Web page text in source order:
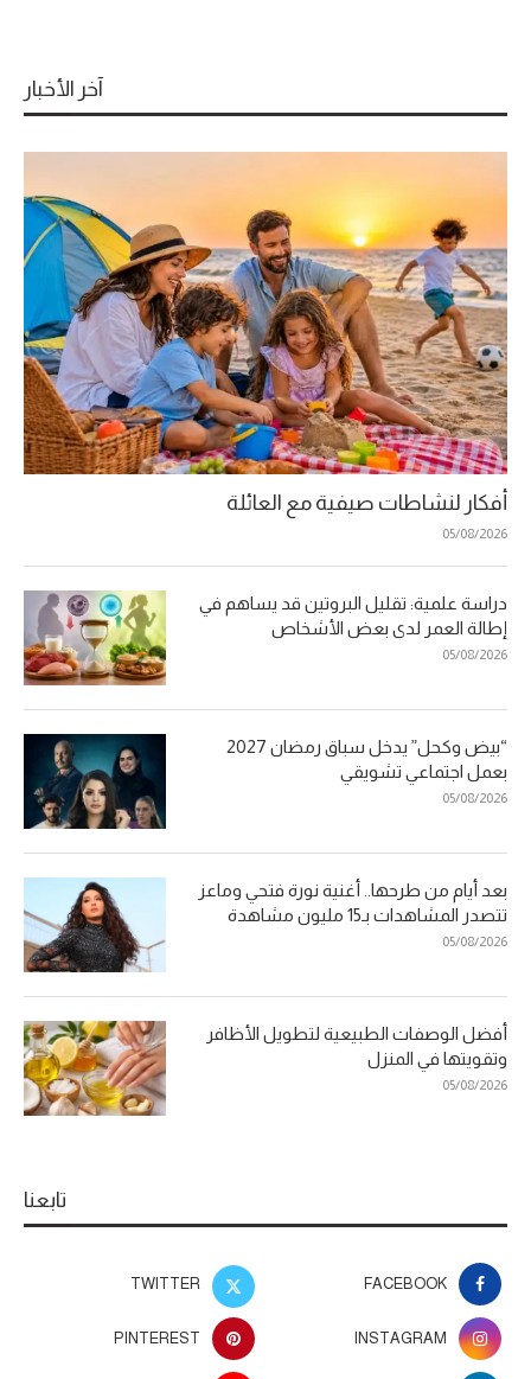
آخر الأخبار
أفكار لنشاطات صيفية مع العائلة
05/08/2026
دراسة علمية: تقليل البروتين قد يساهم في
إطالة العمر لدى بعض الأشخاص
05/08/2026
“بيض وكحل” يدخل سباق رمضان 2027
بعمل اجتماعي تشويقي
05/08/2026
بعد أيام من طرحها.. أغنية نورة فتحي وماعز
تتصدر المشاهدات بـ15 مليون مشاهدة
05/08/2026
أفضل الوصفات الطبيعية لتطويل الأظافر
وتقويتها في المنزل
05/08/2026
تابعنا
FACEBOOK
TWITTER
INSTAGRAM
PINTEREST